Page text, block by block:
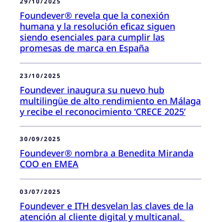
Foundever® revela que la conexión
humana y la resolución eficaz siguen
siendo esenciales para cumplir las
promesas de marca en España
23/10/2025
Foundever inaugura su nuevo hub
multilingüe de alto rendimiento en Málaga
y recibe el reconocimiento ‘CRECE 2025’
30/09/2025
Foundever® nombra a Benedita Miranda
COO en EMEA
03/07/2025
Foundever e ITH desvelan las claves de la
atención al cliente digital y multicanal.